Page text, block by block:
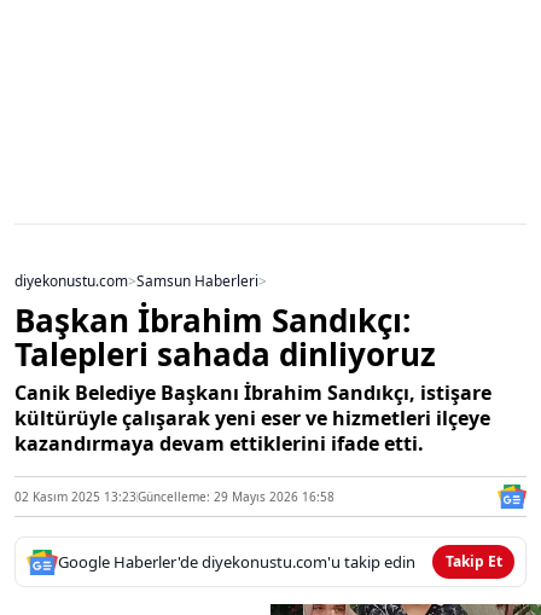
diyekonustu.com>Samsun Haberleri>
Başkan İbrahim Sandıkçı:
Talepleri sahada dinliyoruz
Canik Belediye Başkanı İbrahim Sandıkçı, istişare
kültürüyle çalışarak yeni eser ve hizmetleri ilçeye
kazandırmaya devam ettiklerini ifade etti.
02 Kasım 2025 13:23Güncelleme: 29 Mayıs 2026 16:58
Google Haberler'de diyekonustu.com'u takip edin Takip Et